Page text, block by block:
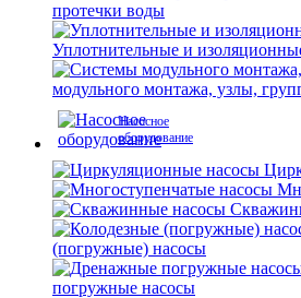
протечки воды
Уплотнительные и
модульного монтажа, узлы,
Насосное
оборудование
(погружные) насосы
погружные насосы